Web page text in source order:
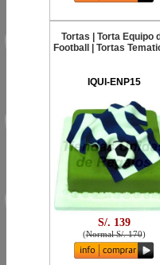
Tortas | Torta Equipo
Football | Tortas
IQUI-ENP15
S/. 139
(Normal S/. 170)